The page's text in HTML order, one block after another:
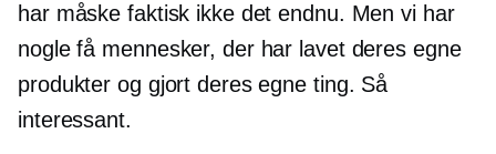
har måske faktisk ikke det endnu. Men vi har
nogle få mennesker, der har lavet deres egne
produkter og gjort deres egne ting. Så
interessant.